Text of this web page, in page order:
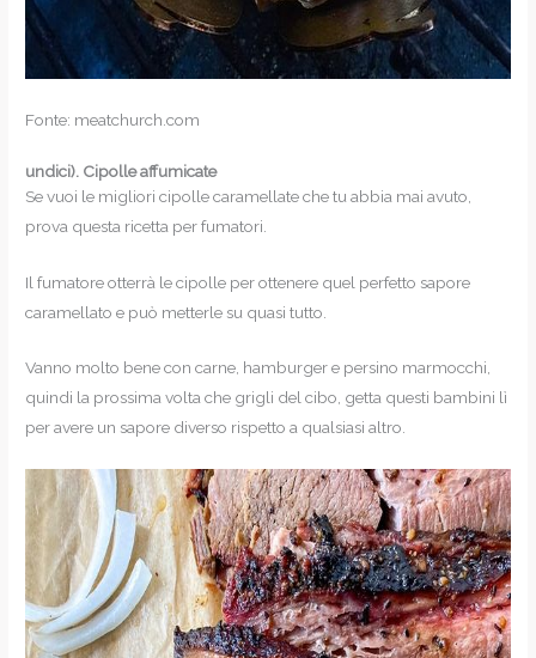
Fonte: meatchurch.com
undici). Cipolle affumicate
Se vuoi le migliori cipolle caramellate che tu abbia mai avuto,
prova questa ricetta per fumatori.
Il fumatore otterrà le cipolle per ottenere quel perfetto sapore
caramellato e può metterle su quasi tutto.
Vanno molto bene con carne, hamburger e persino marmocchi,
quindi la prossima volta che grigli del cibo, getta questi bambini lì
per avere un sapore diverso rispetto a qualsiasi altro.